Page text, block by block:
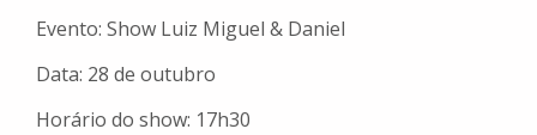
Evento: Show Luiz Miguel & Daniel
Data: 28 de outubro
Horário do show: 17h30